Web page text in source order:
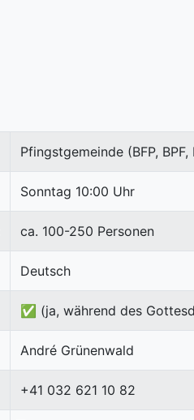
Pfingstgemeinde (BFP, BPF,
Sonntag 10:00 Uhr
ca. 100-250 Personen
Deutsch
✅ (ja, während des
André Grünenwald
+41 032 621 10 82